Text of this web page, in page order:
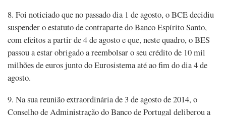
8. Foi noticiado que no passado dia 1 de agosto, o BCE decidiu
suspender o estatuto de contraparte do Banco Espírito Santo,
com efeitos a partir de 4 de agosto e que, neste quadro, o BES
passou a estar obrigado a reembolsar o seu crédito de 10 mil
milhões de euros junto do Eurosistema até ao fim do dia 4 de
agosto.
9. Na sua reunião extraordinária de 3 de agosto de 2014, o
Conselho de Administração do Banco de Portugal deliberou a